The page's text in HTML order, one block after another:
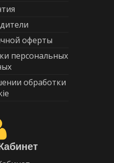
оферты
персональных
обработки